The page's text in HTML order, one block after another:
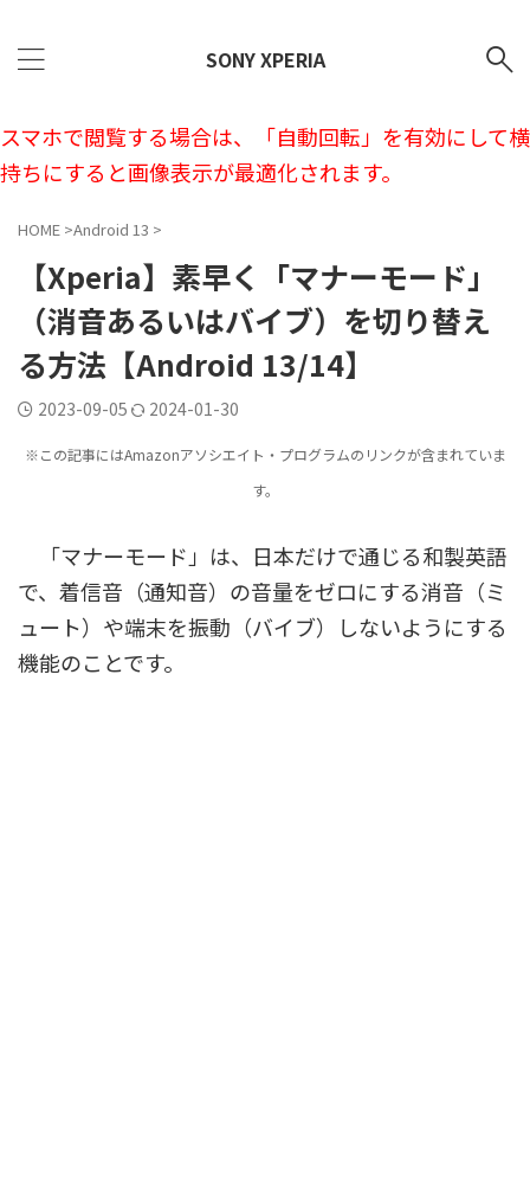
SONY XPERIA
スマホで閲覧する場合は、「自動回転」を有効にして横
持ちにすると画像表示が最適化されます。
HOME >Android 13 >
【Xperia】素早く「マナーモード」
（消音あるいはバイブ）を切り替え
る方法【Android 13/14】
2023-09-05 2024-01-30
※この記事にはAmazonアソシエイト・プログラムのリンクが含まれていま
す。
「マナーモード」は、日本だけで通じる和製英語
で、着信音（通知音）の音量をゼロにする消音（ミ
ュート）や端末を振動（バイブ）しないようにする
機能のことです。